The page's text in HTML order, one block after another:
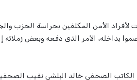
لأفراد الأمن المكلفين بحراسة الحزب
بداخله، الأمر الذى دفعه وبعض زملائه
الكاتب الصحفي خالد البلشي نقيب